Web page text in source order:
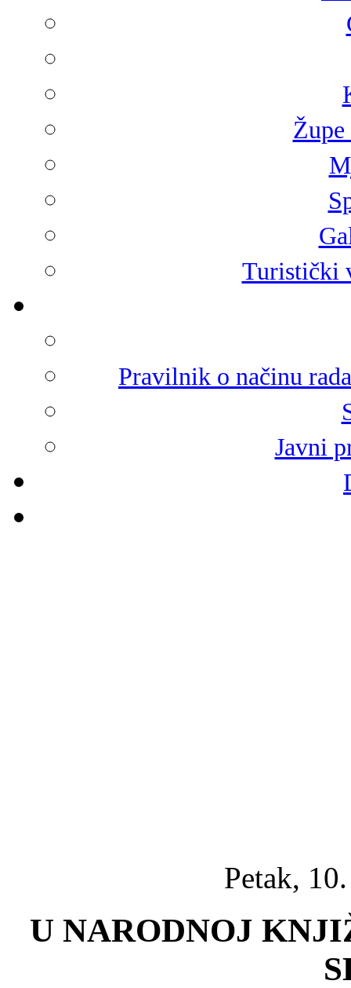
Turistički
Pravilnik o načinu
Javni
Petak,
U NARODNOJ